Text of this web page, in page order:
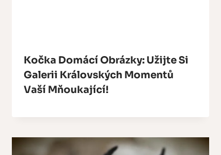
Kočka Domácí Obrázky: Užijte Si
Galerii Královských Momentů
Vaší Mňoukající!